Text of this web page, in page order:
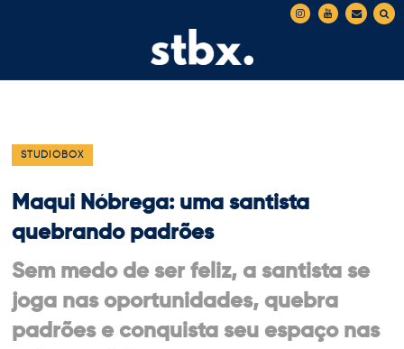
STUDIOBOX
Maqui Nóbrega: uma santista
quebrando padrões
Sem medo de ser feliz, a santista se
joga nas oportunidades, quebra
padrões e conquista seu espaço nas